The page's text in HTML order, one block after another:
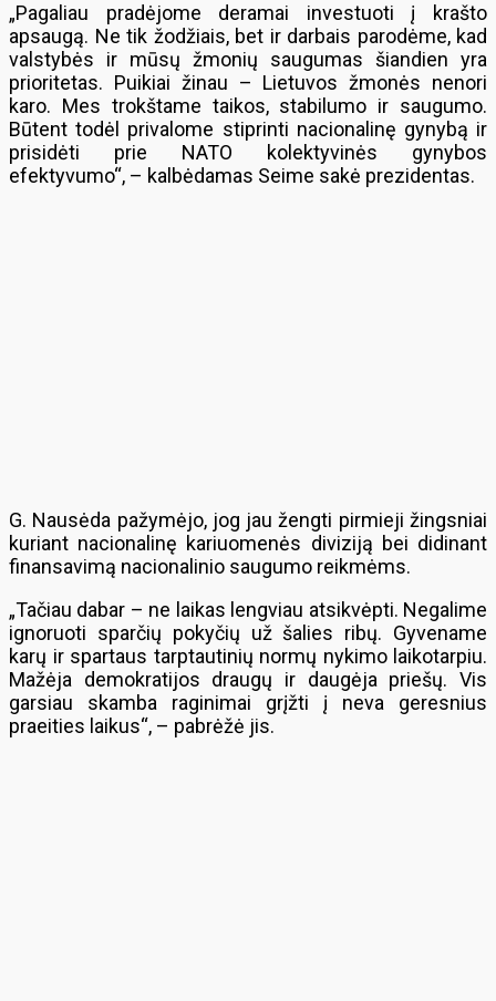
„Pagaliau pradėjome deramai investuoti į krašto
apsaugą. Ne tik žodžiais, bet ir darbais parodėme, kad
valstybės ir mūsų žmonių saugumas šiandien yra
prioritetas. Puikiai žinau – Lietuvos žmonės nenori
karo. Mes trokštame taikos, stabilumo ir saugumo.
Būtent todėl privalome stiprinti nacionalinę gynybą ir
prisidėti prie NATO kolektyvinės gynybos
efektyvumo“, – kalbėdamas Seime sakė prezidentas.
G. Nausėda pažymėjo, jog jau žengti pirmieji žingsniai
kuriant nacionalinę kariuomenės diviziją bei didinant
finansavimą nacionalinio saugumo reikmėms.
„Tačiau dabar – ne laikas lengviau atsikvėpti. Negalime
ignoruoti sparčių pokyčių už šalies ribų. Gyvename
karų ir spartaus tarptautinių normų nykimo laikotarpiu.
Mažėja demokratijos draugų ir daugėja priešų. Vis
garsiau skamba raginimai grįžti į neva geresnius
praeities laikus“, – pabrėžė jis.